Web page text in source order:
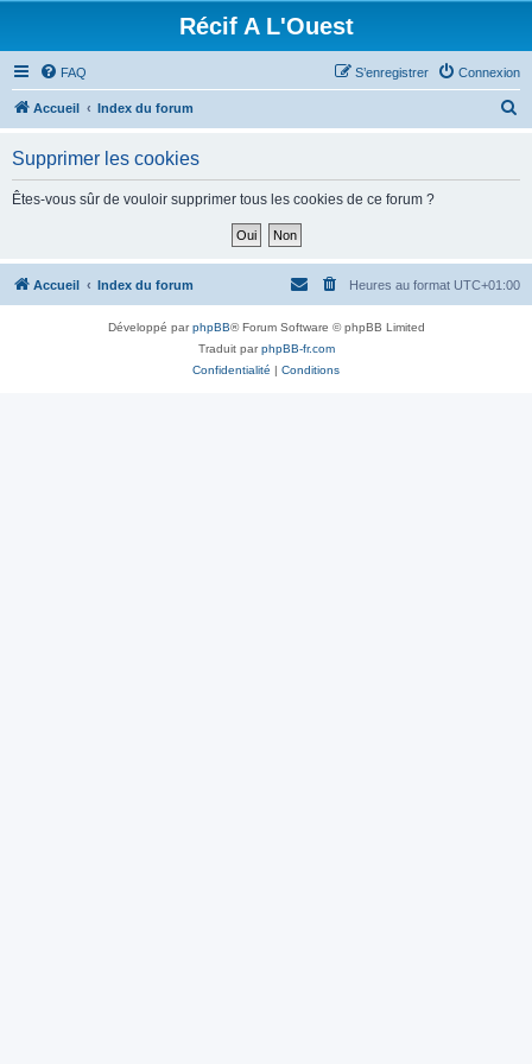
Récif A L'Ouest
FAQ Connexion
S’enregistrer
Accueil Index du forum
h
Supprimer les cookies
Êtes-vous sûr de vouloir supprimer tous les cookies de ce forum ?
Accueil Index du forum Heures au format UTC+01:00
Développé parphpBB® Forum Software © phpBB Limited
Traduit parphpBB-fr.com
Confidentialité | Conditions